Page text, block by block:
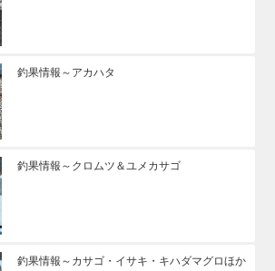
釣果情報～アカハタ
釣果情報～クロムツ＆ユメカサゴ
釣果情報～カサゴ・イサキ・キハダマグロほか